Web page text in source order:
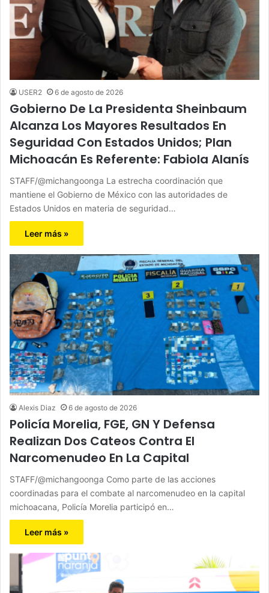
USER2 6 de agosto de 2026
Gobierno De La Presidenta Sheinbaum
Alcanza Los Mayores Resultados En
Seguridad Con Estados Unidos; Plan
Michoacán Es Referente: Fabiola Alanís
STAFF/@michangoonga La estrecha coordinación que
mantiene el Gobierno de México con las autoridades de
Estados Unidos en materia de seguridad…
Leer más »
Alexis Diaz 6 de agosto de 2026
Policía Morelia, FGE, GN Y Defensa
Realizan Dos Cateos Contra El
Narcomenudeo En La Capital
STAFF/@michangoonga Como parte de las acciones
coordinadas para el combate al narcomenudeo en la capital
michoacana, Policía Morelia participó en…
Leer más »